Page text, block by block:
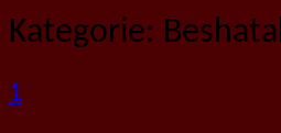
Kategorie:
1